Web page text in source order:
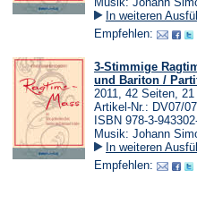
In weiteren
Empfehlen:
3-Stimmige
und Bariton /
2011, 42 Seiten,
Artikel-Nr.: DV07/07
ISBN 978-3-
Musik: Johann
In weiteren
Empfehlen: